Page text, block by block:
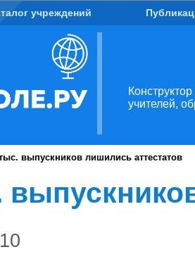
учреждений
учителей,
выпускников лишились аттестатов